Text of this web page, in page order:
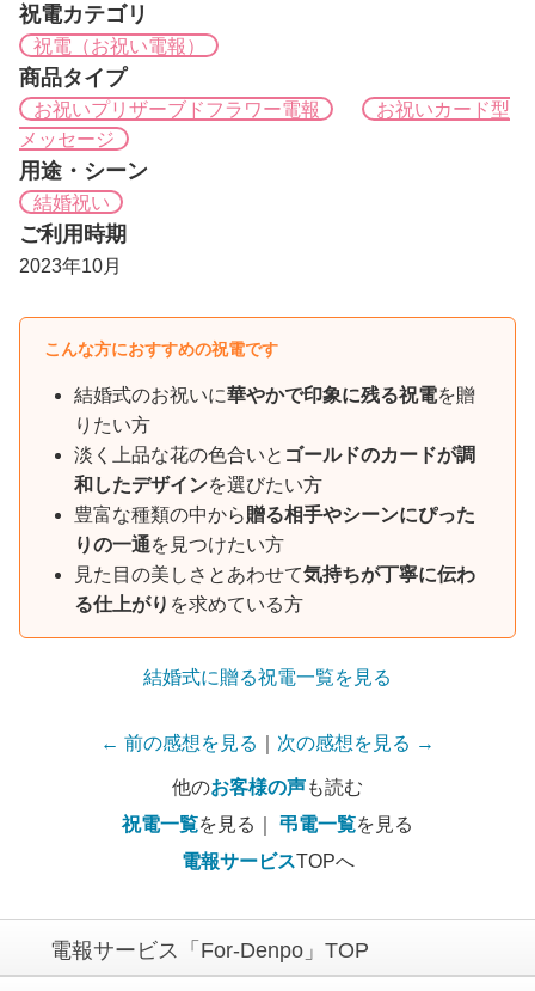
祝電カテゴリ
祝電（お祝い電報）
商品タイプ
お祝いプリザーブドフラワー電報
お祝いカード型
メッセージ
用途・シーン
結婚祝い
ご利用時期
2023年10月
こんな方におすすめの祝電です
結婚式のお祝いに華やかで印象に残る祝電を贈
りたい方
淡く上品な花の色合いと ゴールドのカードが調
和したデザインを選びたい方
豊富な種類の中から贈る相手やシーンにぴった
りの一通を見つけたい方
見た目の美しさとあわせて気持ちが丁寧に伝わ
る仕上がり を求めている方
結婚式に贈る祝電一覧を見る
← 前の感想を見る 次の感想を見る →
他のお客様の声も読む
祝電一覧を見る｜ 弔電一覧を見る
電報サービスTOPへ
電報サービス「For-Denpo」TOP